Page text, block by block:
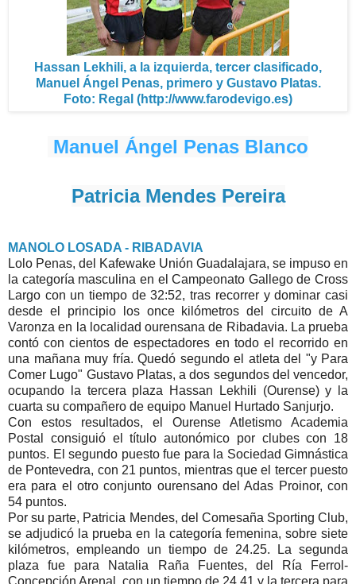
Hassan Lekhili, a la izquierda, tercer clasificado,
Manuel Ángel Penas, primero y Gustavo Platas.
Foto: Regal (http://www.farodevigo.es)
Manuel Ángel Penas Blanco
Patricia Mendes Pereira
MANOLO LOSADA - RIBADAVIA
Lolo Penas, del Kafewake Unión Guadalajara, se impuso en
la categoría masculina en el Campeonato Gallego de Cross
Largo con un tiempo de 32:52, tras recorrer y dominar casi
desde el principio los once kilómetros del circuito de A
Varonza en la localidad ourensana de Ribadavia. La prueba
contó con cientos de espectadores en todo el recorrido en
una mañana muy fría. Quedó segundo el atleta del "y Para
Comer Lugo" Gustavo Platas, a dos segundos del vencedor,
ocupando la tercera plaza Hassan Lekhili (Ourense) y la
cuarta su compañero de equipo Manuel Hurtado Sanjurjo.
Con estos resultados, el Ourense Atletismo Academia
Postal consiguió el título autonómico por clubes con 18
puntos. El segundo puesto fue para la Sociedad Gimnástica
de Pontevedra, con 21 puntos, mientras que el tercer puesto
era para el otro conjunto ourensano del Adas Proinor, con
54 puntos.
Por su parte, Patricia Mendes, del Comesaña Sporting Club,
se adjudicó la prueba en la categoría femenina, sobre siete
kilómetros, empleando un tiempo de 24.25. La segunda
plaza fue para Natalia Raña Fuentes, del Ría Ferrol-
Concepción Arenal, con un tiempo de 24.41 y la tercera para